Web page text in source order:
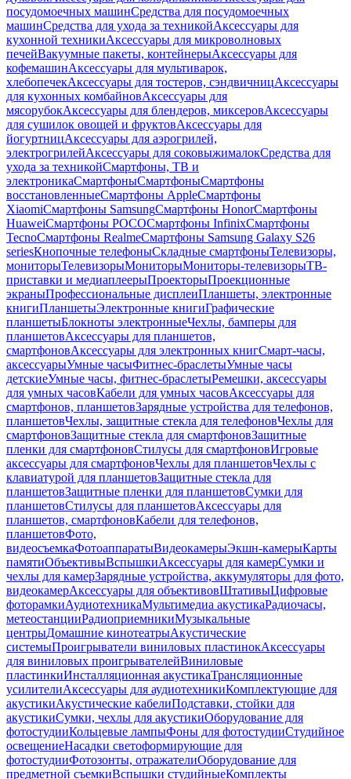
посудомоечных машинСредства для посудомоечных
машинСредства для ухода за техникойАксессуары для
кухонной техникиАксессуары для микроволновых
печейВакуумные пакеты, контейнерыАксессуары для
кофемашинАксессуары для мультиварок,
хлебопечекАксессуары для тостеров, сэндвичницАксессуары
для кухонных комбайновАксессуары для
мясорубокАксессуары для блендеров, миксеровАксессуары
для сушилок овощей и фруктовАксессуары для
йогуртницАксессуары для аэрогрилей,
электрогрилейАксессуары для соковыжималокСредства для
ухода за техникойСмартфоны, ТВ и
электроникаСмартфоныСмартфоныСмартфоны
восстановленныеСмартфоны AppleСмартфоны
XiaomiСмартфоны SamsungСмартфоны HonorСмартфоны
HuaweiСмартфоны POCOСмартфоны InfinixСмартфоны
TecnoСмартфоны RealmeСмартфоны Samsung Galaxy S26
seriesКнопочные телефоныСкладные смартфоныТелевизоры,
мониторыТелевизорыМониторыМониторы-телевизорыТВ-
приставки и медиаплеерыПроекторыПроекционные
экраныПрофессиональные дисплеиПланшеты, электронные
книгиПланшетыЭлектронные книгиГрафические
планшетыБлокноты электронныеЧехлы, бамперы для
планшетовАксессуары для планшетов,
смартфоновАксессуары для электронных книгСмарт-часы,
аксессуарыУмные часыФитнес-браслетыУмные часы
детскиеУмные часы, фитнес-браслетыРемешки, аксессуары
для умных часовКабели для умных часовАксессуары для
смартфонов, планшетовЗарядные устройства для телефонов,
планшетовЧехлы, защитные стекла для телефоновЧехлы для
смартфоновЗащитные стекла для смартфоновЗащитные
пленки для смартфоновСтилусы для смартфоновИгровые
аксессуары для смартфоновЧехлы для планшетовЧехлы с
клавиатурой для планшетовЗащитные стекла для
планшетовЗащитные пленки для планшетовСумки для
планшетовСтилусы для планшетовАксессуары для
планшетов, смартфоновКабели для телефонов,
планшетовФото,
видеосъемкаФотоаппаратыВидеокамерыЭкшн-камерыКарты
памятиОбъективыВспышкиАксессуары для камерСумки и
чехлы для камерЗарядные устройства, аккумуляторы для фото,
видеокамерАксессуары для объективовШтативыЦифровые
фоторамкиАудиотехникаМультимедиа акустикаРадиочасы,
метеостанцииРадиоприемникиМузыкальные
центрыДомашние кинотеатрыАкустические
системыПроигрыватели виниловых пластинокАксессуары
для виниловых проигрывателейВиниловые
пластинкиИнсталляционная акустикаТрансляционные
усилителиАксессуары для аудиотехникиКомплектующие для
акустикиАкустические кабелиПодставки, стойки для
акустикиСумки, чехлы для акустикиОборудование для
фотостудииКольцевые лампыФоны для фотостудииСтудийное
освещениеНасадки светоформирующие для
фотостудииФотозонты, отражателиОборудование для
предметной съемкиВспышки студийныеКомплекты